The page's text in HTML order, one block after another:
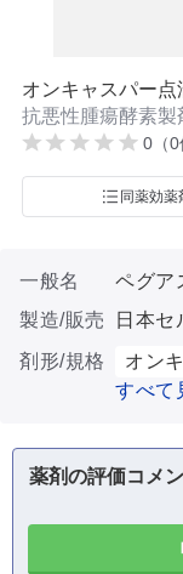
オンキャスパー
抗悪性腫瘍酵素製
0（0
同薬効薬
一般名
ペグア
製造/販売
日本セ
剤形/規格
オン
すべて
薬剤の評価コメ